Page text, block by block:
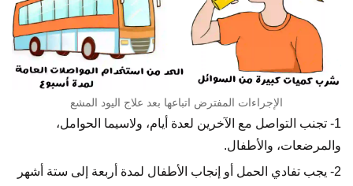
الإجراءات المفترض اتباعها بعد علاج اليود المشع
1- تجنب التواصل مع الآخرين لعدة أيام، ولاسيما الحوامل،
والمرضعات، والأطفال.
2- يجب تفادي الحمل أو إنجاب الأطفال لمدة أربعة إلى ستة أشهر